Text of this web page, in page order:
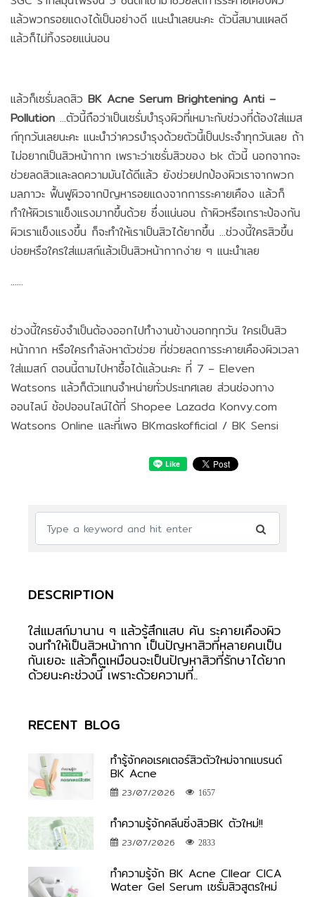
แล้วพวกรอยแดงได้เป็นอย่างดี แนะนำเลยนะคะ ตัวนี้สมานแผลดี
แล้วก็ไม่ทิ้งรอยแน่นอน
แล้วก็เซรั่มลดสิว BK Acne Serum Brightening Anti –
Pollution ...ตัวนี้ถือว่าเป็นเซรั่มบำรุงผิวที่เหมาะกับช่วงที่ต้องใส่แมส
ก์ทุกวันเลยนะคะ แนะนำว่าควรบำรุงด้วยตัวนี้เป็นประจำทุกวันเลย ถ้า
ไม่อยากเป็นสิวหน้ากาก เพราะว่าเซรั่มสิวของ bk ตัวนี้ นอกจากจะ
ช่วยลดสิวและลดความมันได้ดีแล้ว ยังช่วยปกป้องผิวเราจากพวก
มลภาวะ ฟื้นฟูผิวจากปัญหารอยแดงจากการระคายเคือง แล้วก็
ทำให้ผิวเราแข็งแรงมากขึ้นด้วย ซึ่งแน่นอน ถ้าผิวหรือเกราะป้องกัน
ผิวเราแข็งแรงขึ้น ก็จะทำให้เราเป็นสิวได้ยากขึ้น ...ช่วงนี้ใครสิวขึ้น
บ่อยหรือใครใส่แมสก์แล้วเป็นสิวหน้ากากง่าย ๆ แนะนำเลย
......
ช่วงนี้ใครยังจำเป็นต้องออกไปทำงานข้างนอกทุกวัน ใครเป็นสิว
หน้ากาก หรือใครกำลังหาตัวช่วย ที่ช่วยลดการระคายเคืองผิวเวลา
ใส่แมสก์ ตอนนี้ตามไปหาซื้อได้แล้วนะคะ ที่ 7 – Eleven
Watsons แล้วก็ตัวแทนจำหน่ายทั่วประเทศเลย ส่วนช่องทาง
ออนไลน์ ช้อปออนไลน์ได้ที่ Shopee Lazada Konvy.com
Watsons Online และที่เพจ BKmaskofficial / BK Sensi
DESCRIPTION
ใส่แมสก์มานาน ๆ แล้วรู้สึกแสบ คัน ระคายเคืองผิว
จนทำให้เป็นสิวหน้ากาก เป็นปัญหาสิวที่หลายคนเป็น
กันเยอะ แล้วก็ดูเหมือนจะเป็นปัญหาสิวที่รักษาได้ยาก
ด้วยนะคะช่วงนี้ เพราะด้วยความที่..
RECENT BLOG
ทำรู้จักคอเรคเตอร์สิวตัวใหม่จากแบรนด์
BK Acne
23/07/2026 1657
ทำความรู้จักคลีนซิ่งสิวBK ตัวใหม่!!
23/07/2026 2833
ทำความรู้จัก BK Acne Cllear CICA
Water Gel Serum เซรั่มสิวสูตรใหม่